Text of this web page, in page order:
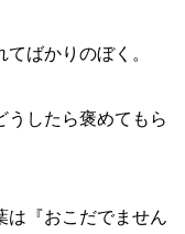
ばかりのぼく。
うしたら褒めてもら
は『おこだでません